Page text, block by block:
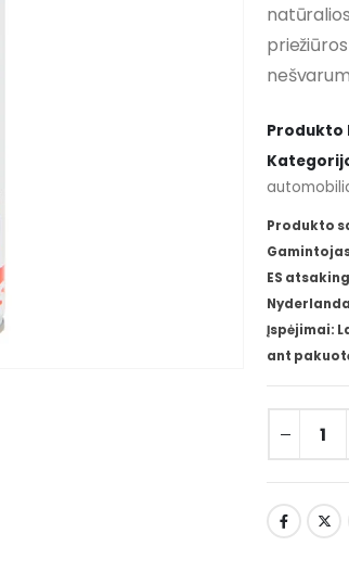
Produkto
Produkto
ES
Įspėjimai:
ant